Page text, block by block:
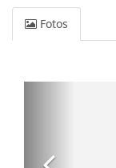
Fotos